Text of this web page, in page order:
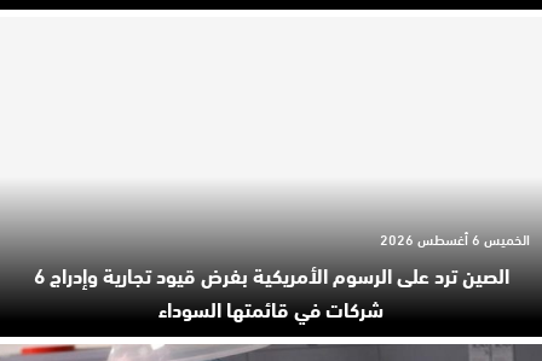
الصين ترد على الرسوم الأمريكية بفرض قيود تجارية وإدراج 6
شركات في قائمتها السوداء
الخميس 6 أغسطس 2026